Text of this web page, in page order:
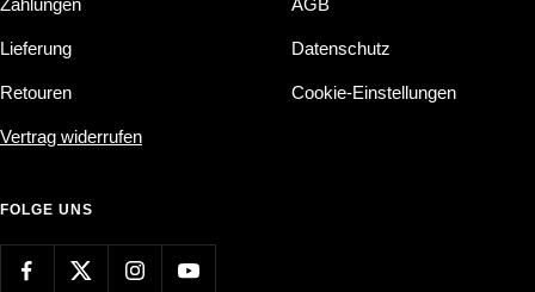
Lieferung
Retouren
Vertrag widerrufen
Datenschutz
Cookie-Einstellungen
FOLGE UNS